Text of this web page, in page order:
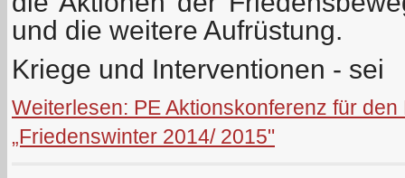
und die weitere Aufrüstung.
Kriege und Interventionen - sei
Weiterlesen: PE Aktionskonferenz für
„Friedenswinter 2014/ 2015"